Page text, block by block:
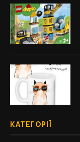
КАТЕГОРІЇ